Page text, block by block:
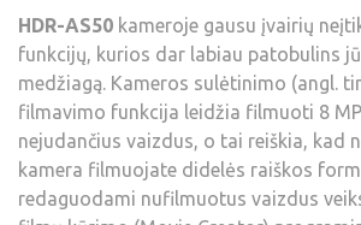
HDR-AS50 kameroje gausu įvairių
funkcijų, kurios dar labiau patobulins
medžiagą. Kameros sulėtinimo (angl.
filmavimo funkcija leidžia filmuoti 8
nejudančius vaizdus, o tai reiškia, kad
kamera filmuojate didelės raiškos
redaguodami nufilmuotus vaizdus